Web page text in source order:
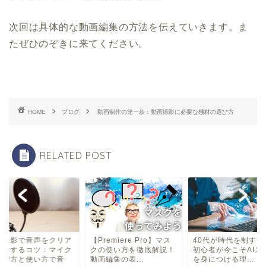
次回は具体的な動画編集の方法を伝えていきます。ま
たぜひのぞきに来てください。
HOME ブログ 動画制作の第一歩：動画撮影に必要な機材の選び方
RELATED POST
【Premiere Pro】マス
クの使い方を徹底解説！
動画編集の表...
40代が時代を制す?!web
初心者が今こそAIスキル
を身につける理...
動画撮影で
に録音する
の選び方と